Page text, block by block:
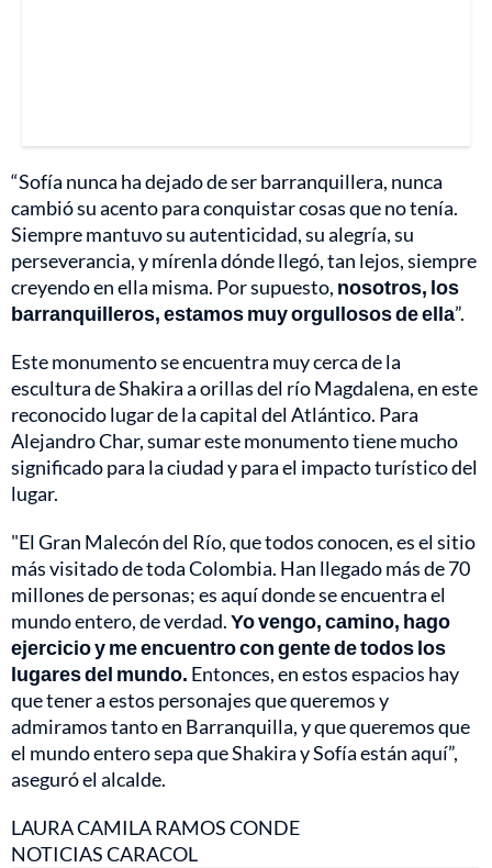
“Sofía nunca ha dejado de ser barranquillera, nunca
cambió su acento para conquistar cosas que no tenía.
Siempre mantuvo su autenticidad, su alegría, su
perseverancia, y mírenla dónde llegó, tan lejos, siempre
creyendo en ella misma. Por supuesto, nosotros, los
barranquilleros, estamos muy orgullosos de ella”.
Este monumento se encuentra muy cerca de la
escultura de Shakira a orillas del río Magdalena, en este
reconocido lugar de la capital del Atlántico. Para
Alejandro Char, sumar este monumento tiene mucho
significado para la ciudad y para el impacto turístico del
lugar.
"El Gran Malecón del Río, que todos conocen, es el sitio
más visitado de toda Colombia. Han llegado más de 70
millones de personas; es aquí donde se encuentra el
mundo entero, de verdad.Yo vengo, camino, hago
ejercicio y me encuentro con gente de todos los
lugares del mundo. Entonces, en estos espacios hay
que tener a estos personajes que queremos y
admiramos tanto en Barranquilla, y que queremos que
el mundo entero sepa que Shakira y Sofía están aquí”,
aseguró el alcalde.
LAURA CAMILA RAMOS CONDE
NOTICIAS CARACOL